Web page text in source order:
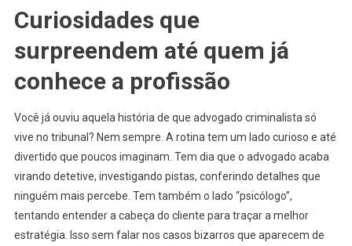
Curiosidades que
surpreendem até quem já
conhece a profissão
Você já ouviu aquela história de que advogado criminalista só
vive no tribunal? Nem sempre. A rotina tem um lado curioso e até
divertido que poucos imaginam. Tem dia que o advogado acaba
virando detetive, investigando pistas, conferindo detalhes que
ninguém mais percebe. Tem também o lado “psicólogo”,
tentando entender a cabeça do cliente para traçar a melhor
estratégia. Isso sem falar nos casos bizarros que aparecem de